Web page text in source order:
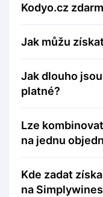
Kodyo.cz
Jak můžu
Jak dlouho jsou slevové kódy a kupóny
platné?
Lze kombinovat více slevových kupónů
na jednu
Kde zadat získaný slevový kód při nákupu
na